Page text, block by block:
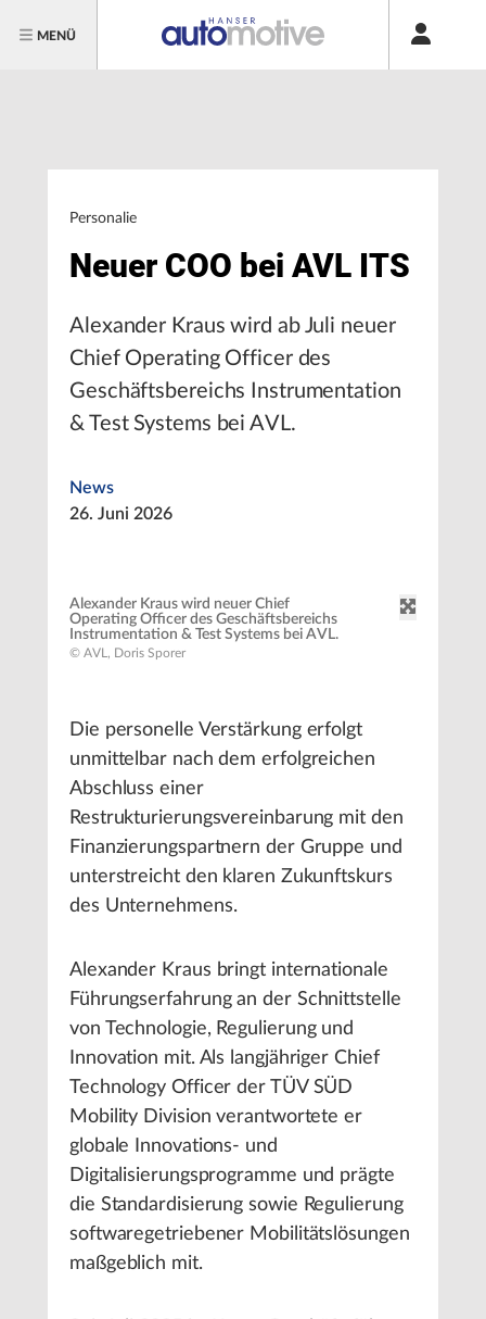
MENÜ
Personalie
Neuer COO bei AVL ITS
Alexander Kraus wird ab Juli neuer
Chief Operating Officer des
Geschäftsbereichs Instrumentation
& Test Systems bei AVL.
News
26. Juni 2026
Alexander Kraus wird neuer Chief
Operating Officer des Geschäftsbereichs
Instrumentation & Test Systems bei AVL.
© AVL, Doris Sporer
Die personelle Verstärkung erfolgt
unmittelbar nach dem erfolgreichen
Abschluss einer
Restrukturierungsvereinbarung mit den
Finanzierungspartnern der Gruppe und
unterstreicht den klaren Zukunftskurs
des Unternehmens.
Alexander Kraus bringt internationale
Führungserfahrung an der Schnittstelle
von Technologie, Regulierung und
Innovation mit. Als langjähriger Chief
Technology Officer der TÜV SÜD
Mobility Division verantwortete er
globale Innovations- und
Digitalisierungsprogramme und prägte
die Standardisierung sowie Regulierung
softwaregetriebener Mobilitätslösungen
maßgeblich mit.